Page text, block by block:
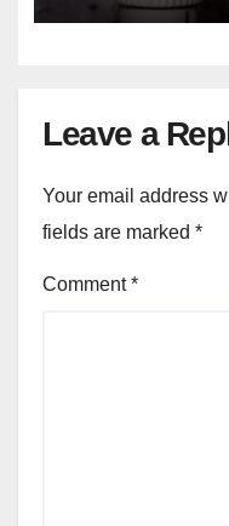
Leave a
Your email address
fields are marked *
Comment*